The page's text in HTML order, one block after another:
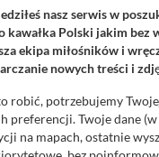
powinna jednak być
Iwaszkiewicz. - Bez
się ruchem przy
nasz serwis w
kawałka Polski jakim bez
ekipa miłośników i
nowych treści i zdj
robić, potrzebujemy
preferencji. Twoje dane
na mapach, ostatnie